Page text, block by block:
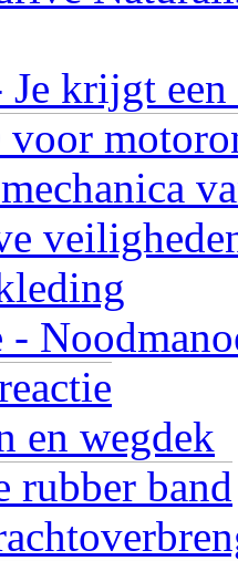
Je krijgt
-
en wegdek
rubber band